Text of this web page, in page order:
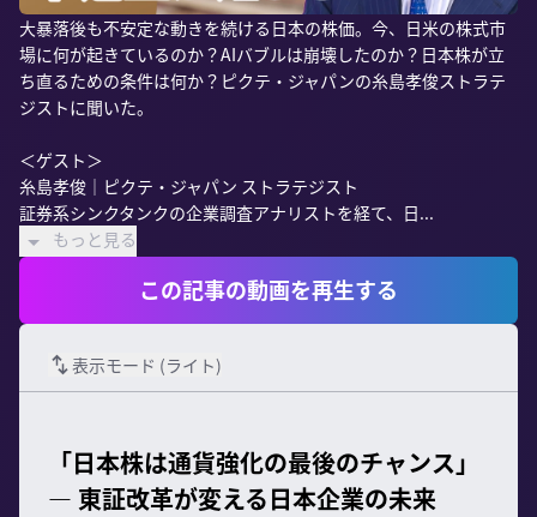
大暴落後も不安定な動きを続ける日本の株価。今、日米の株式市
場に何が起きているのか？AIバブルは崩壊したのか？日本株が立
ち直るための条件は何か？ピクテ・ジャパンの糸島孝俊ストラテ
ジストに聞いた。
＜ゲスト＞
糸島孝俊｜ピクテ・ジャパン ストラテジスト
証券系シンクタンクの企業調査アナリストを経て、日...
もっと見る
この記事の動画を再生する
表示モード (ライト)
「日本株は通貨強化の最後のチャンス」
— 東証改革が変える日本企業の未来